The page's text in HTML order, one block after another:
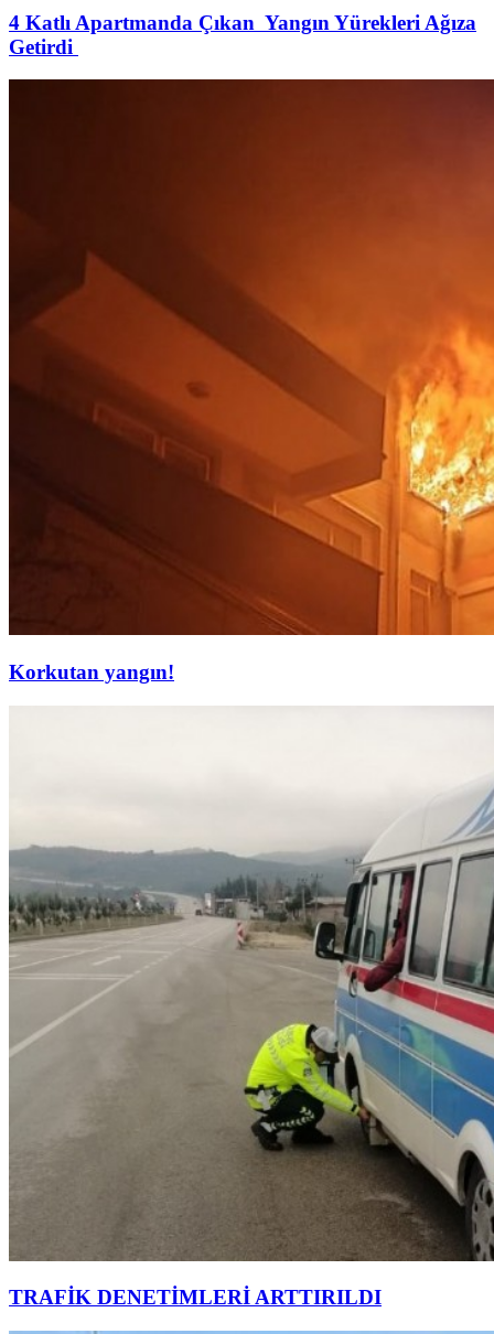
4 Katlı Apartmanda Çıkan Yangın Yürekleri Ağıza
Getirdi
Korkutan yangın!
TRAFİK DENETİMLERİ ARTTIRILDI